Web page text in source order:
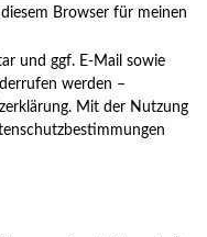
Browser für meinen
und ggf. E-Mail sowie
werden –
Mit der Nutzung